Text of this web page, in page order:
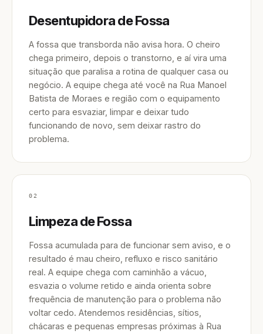
Desentupidora de Fossa
A fossa que transborda não avisa hora. O cheiro
chega primeiro, depois o transtorno, e aí vira uma
situação que paralisa a rotina de qualquer casa ou
negócio. A equipe chega até você na Rua Manoel
Batista de Moraes e região com o equipamento
certo para esvaziar, limpar e deixar tudo
funcionando de novo, sem deixar rastro do
problema.
02
Limpeza de Fossa
Fossa acumulada para de funcionar sem aviso, e o
resultado é mau cheiro, refluxo e risco sanitário
real. A equipe chega com caminhão a vácuo,
esvazia o volume retido e ainda orienta sobre
frequência de manutenção para o problema não
voltar cedo. Atendemos residências, sítios,
chácaras e pequenas empresas próximas à Rua